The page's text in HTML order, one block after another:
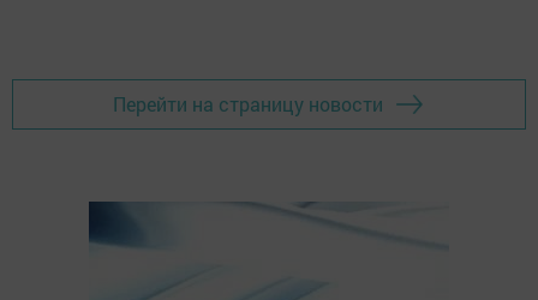
Перейти на страницу новости